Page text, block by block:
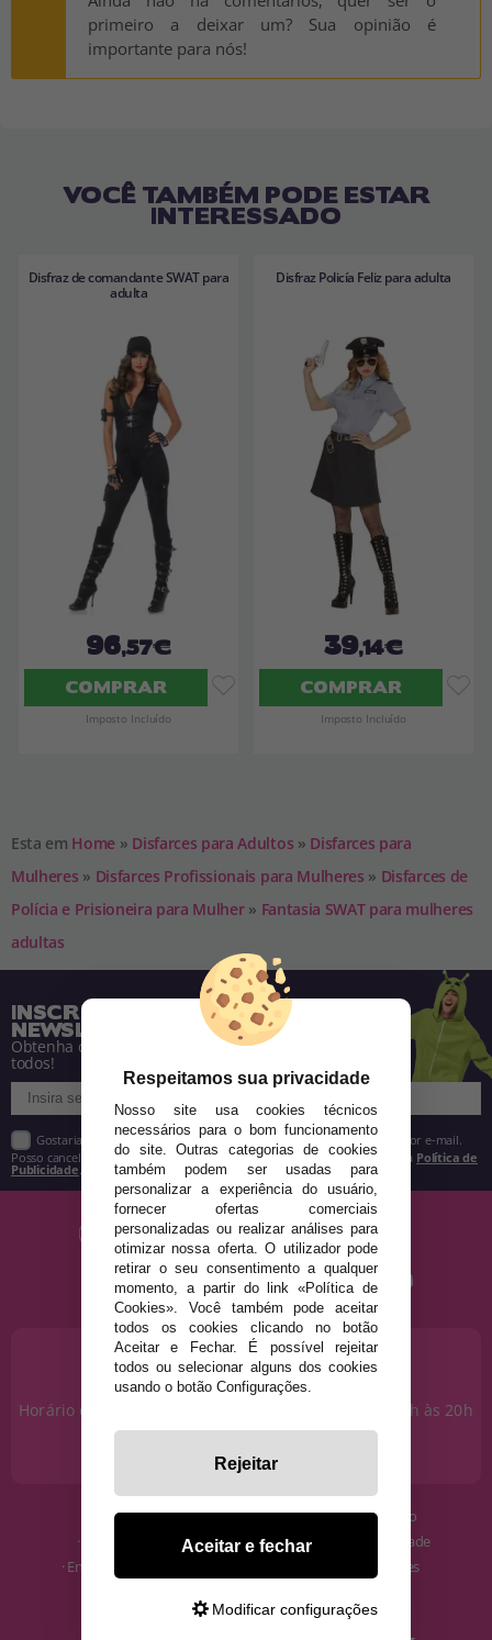
primeiro a deixar um? Sua opinião é
importante para nós!
VOCÊ TAMBÉM PODE ESTAR
INTERESSADO
Disfraz de comandante SWAT para
adulta
96,57€
COMPRAR
Imposto Incluído
Disfraz Policía Feliz para adulta
39,14€
COMPRAR
Imposto Incluído
Esta em Home » Disfarces para Adultos » Disfarces para
Mulheres » Disfarces Profissionais para Mulheres » Disfarces de
Polícia e Prisioneira para Mulher » Fantasia SWAT para mulheres
adultas
INSCREVA-SE NA NOSSA
NEWSLETTER
Obtenha descontos e saiba de tudo antes de
todos!
Gostaria de receber descontos exclusivos, novidades e tendências por e-mail.
Posso cancelar a inscrição a qualquer momento, conforme estipulado na Política de
Publicidade
PRECISA DE AJUDA?
915 793 695
Horário de segunda a sexta das 10h às 14h e das 17h às 20h
info@disfracestuyyo.pt
· Quem somos
· Como comprar
· Envios e Devoluções
· Condições de uso
· Política de Privacidade
· Política de Cookies
Respeitamos sua privacidade
Nosso site usa cookies técnicos
necessários para o bom funcionamento
do site. Outras categorias de cookies
também podem ser usadas para
personalizar a experiência do usuário,
fornecer ofertas comerciais
personalizadas ou realizar análises para
otimizar nossa oferta. O utilizador pode
retirar o seu consentimento a qualquer
momento, a partir do link «Política de
Cookies». Você também pode aceitar
todos os cookies clicando no botão
Aceitar e Fechar. É possível rejeitar
todos ou selecionar alguns dos cookies
usando o botão Configurações.
Rejeitar
Aceitar e fechar
Modificar configurações